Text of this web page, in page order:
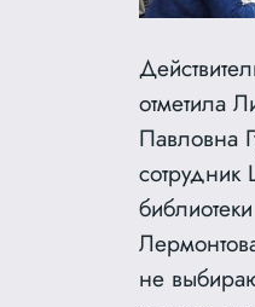
отметила
Павловна
сотрудник
не